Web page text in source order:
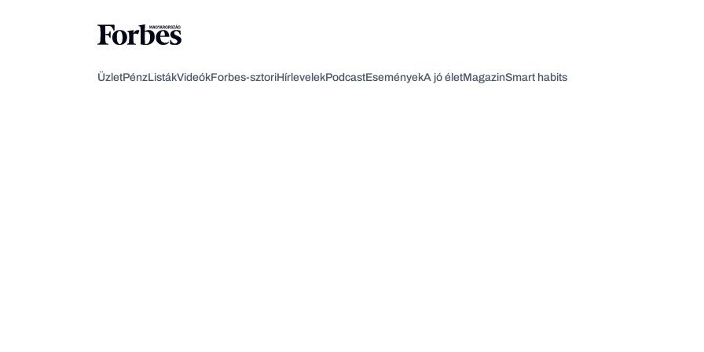
ÜzletPénzListákVideókForbes-sztoriHírlevelekPodcastEseményekA jó életMagazinSmart habits